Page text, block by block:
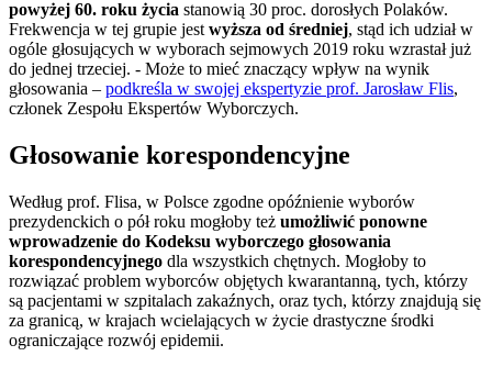
powyżej 60. roku życia stanowią 30 proc. dorosłych Polaków.
Frekwencja w tej grupie jest wyższa od średniej, stąd ich udział w
ogóle głosujących w wyborach sejmowych 2019 roku wzrastał już
do jednej trzeciej. - Może to mieć znaczący wpływ na wynik
głosowania – podkreśla w swojej ekspertyzie prof. Jarosław Flis,
członek Zespołu Ekspertów Wyborczych.
Głosowanie korespondencyjne
Według prof. Flisa, w Polsce zgodne opóźnienie wyborów
prezydenckich o pół roku mogłoby też umożliwić ponowne
wprowadzenie do Kodeksu wyborczego głosowania
korespondencyjnego dla wszystkich chętnych. Mogłoby to
rozwiązać problem wyborców objętych kwarantanną, tych, którzy
są pacjentami w szpitalach zakaźnych, oraz tych, którzy znajdują się
za granicą, w krajach wcielających w życie drastyczne środki
ograniczające rozwój epidemii.